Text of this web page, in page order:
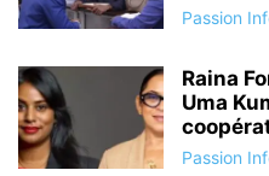
Passion
Raina
Uma
Passion